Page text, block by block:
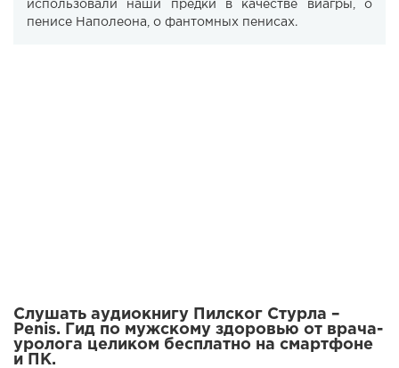
использовали наши предки в качестве виагры, о
пенисе Наполеона, о фантомных пенисах.
Слушать аудиокнигу Пилског Стурла –
Penis. Гид по мужскому здоровью от врача-
уролога целиком бесплатно на смартфоне
и ПК.